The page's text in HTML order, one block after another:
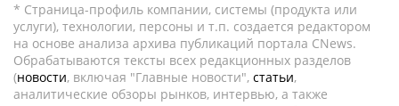
* Страница-профиль компании, системы (продукта или
услуги), технологии, персоны и т.п. создается редактором
на основе анализа архива публикаций портала CNews.
Обрабатываются тексты всех редакционных разделов
(новости, включая "Главные новости", статьи,
аналитические обзоры рынков, интервью, а также